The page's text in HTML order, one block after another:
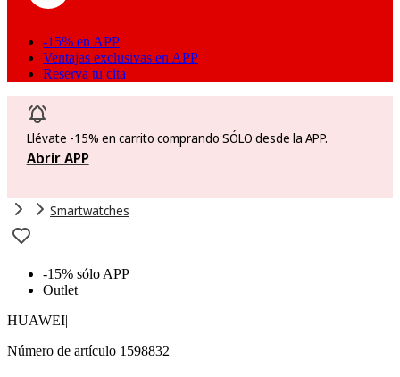
-15% en APP
Ventajas exclusivas en APP
Reserva tu cita
Llévate -15% en carrito comprando SÓLO desde la APP.
Abrir APP
Smartwatches
-15% sólo APP
Outlet
HUAWEI|
Número de artículo 1598832